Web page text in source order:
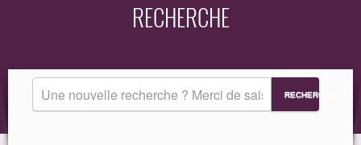
GUIDE
RECHERCHE
RECHERCHE